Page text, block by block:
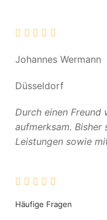
Johannes Wermann
Düsseldorf
Durch einen Freund
aufmerksam.
Leistungen sowie
Häufige Fragen